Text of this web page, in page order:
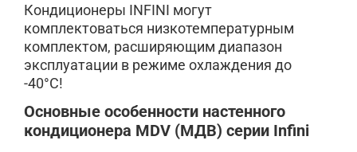
Кондиционеры INFINI могут
комплектоваться низкотемпературным
комплектом, расширяющим диапазон
эксплуатации в режиме охлаждения до
-40°C!
Основные особенности настенного
кондиционера MDV (МДВ) серии Infini